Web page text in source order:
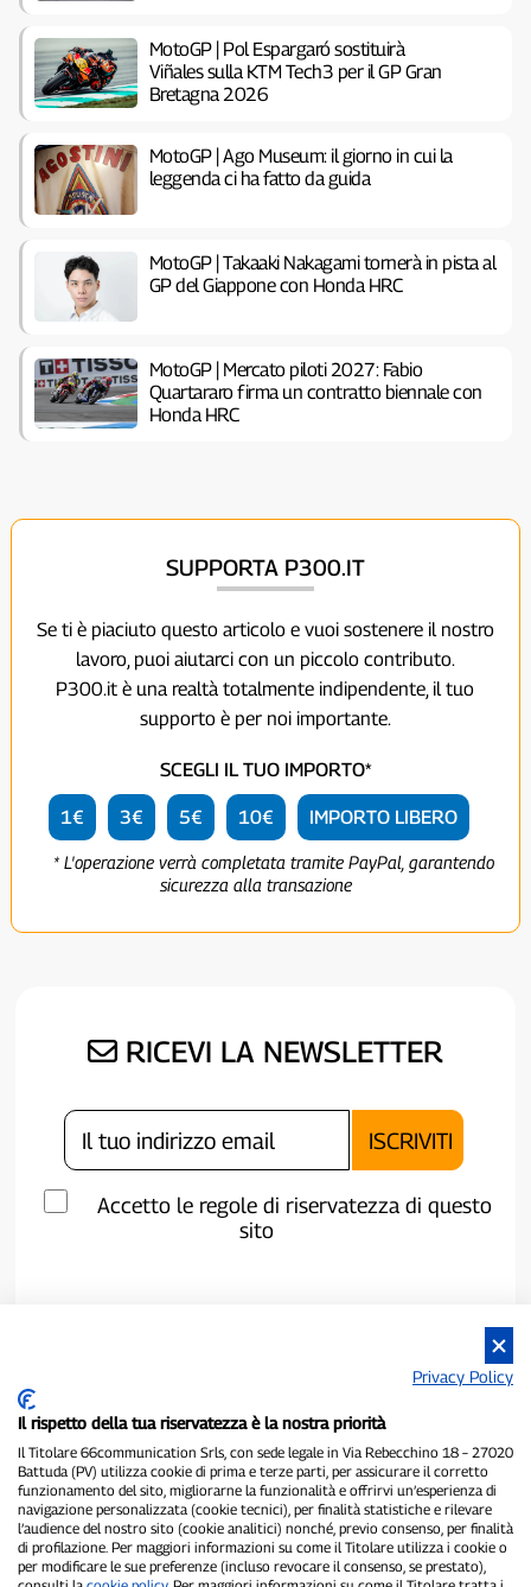
MotoGP | Pol Espargaró sostituirà
Viñales sulla KTM Tech3 per il GP Gran
Bretagna 2026
MotoGP | Ago Museum: il giorno in cui la
leggenda ci ha fatto da guida
MotoGP | Takaaki Nakagami tornerà in pista al
GP del Giappone con Honda HRC
MotoGP | Mercato piloti 2027: Fabio
Quartararo firma un contratto biennale con
Honda HRC
SUPPORTA P300.IT
Se ti è piaciuto questo articolo e vuoi sostenere il nostro
lavoro, puoi aiutarci con un piccolo contributo.
P300.it è una realtà totalmente indipendente, il tuo
supporto è per noi importante.
SCEGLI IL TUO IMPORTO*
1€ 3€ 5€ 10€ IMPORTO LIBERO
* L'operazione verrà completata tramite PayPal, garantendo
sicurezza alla transazione
RICEVI LA NEWSLETTER
Accetto le regole di riservatezza di questo
sito
P300.it è una Testata Giornalistica indipendente
Registrazione numero 1/2021 del 1/2/2021 - Tribunale di Pavia
Proprietario ed editore:66communication Srls- P.IVA
Privacy Policy
Il rispetto della tua riservatezza è la nostra priorità
Il Titolare 66communication Srls, con sede legale in Via Rebecchino 18 – 27020
Battuda (PV) utilizza cookie di prima e terze parti, per assicurare il corretto
funzionamento del sito, migliorarne la funzionalità e offrirvi un’esperienza di
navigazione personalizzata (cookie tecnici), per finalità statistiche e rilevare
l’audience del nostro sito (cookie analitici) nonché, previo consenso, per finalità
di profilazione. Per maggiori informazioni su come il Titolare utilizza i cookie o
per modificare le sue preferenze (incluso revocare il consenso, se prestato),